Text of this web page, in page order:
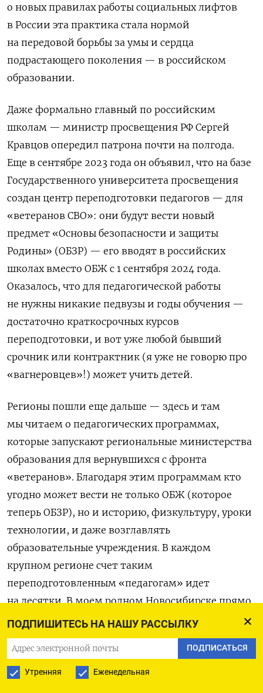
ПОДПИШИТЕСЬ НА НАШУ РАССЫЛКУ
ПОДПИСАТЬСЯ
Утренняя Еженедельная
о новых правилах работы социальных лифтов
в России эта практика стала нормой
на передовой борьбы за умы и сердца
подрастающего поколения — в российском
образовании.
Даже формально главный по российским
школам — министр просвещения РФ Сергей
Кравцов опередил патрона почти на полгода.
Еще в сентябре 2023 года он объявил, что на базе
Государственного университета просвещения
создан центр переподготовки педагогов — для
«ветеранов СВО»: они будут вести новый
предмет «Основы безопасности и защиты
Родины» (ОБЗР) — его вводят в российских
школах вместо ОБЖ с 1 сентября 2024 года.
Оказалось, что для педагогической работы
не нужны никакие педвузы и годы обучения —
достаточно краткосрочных курсов
переподготовки, и вот уже любой бывший
срочник или контрактник (я уже не говорю про
«вагнеровцев»!) может учить детей.
Регионы пошли еще дальше — здесь и там
мы читаем о педагогических программах,
которые запускают региональные министерства
образования для вернувшихся с фронта
«ветеранов». Благодаря этим программам кто
угодно может вести не только ОБЖ (которое
теперь ОБЗР), но и историю, физкультуру, уроки
технологии, и даже возглавлять
образовательные учреждения. В каждом
крупном регионе счет таким
переподготовленным «педагогам» идет
на десятки. В моем родном Новосибирске прямо
сейчас краткосрочные курсы по руководству
школой проходят то ли 3, то ли 4 «ветерана»
войны в Украине. Казалось бы, немного,
но в Новосибирске всего около 220 школ, это